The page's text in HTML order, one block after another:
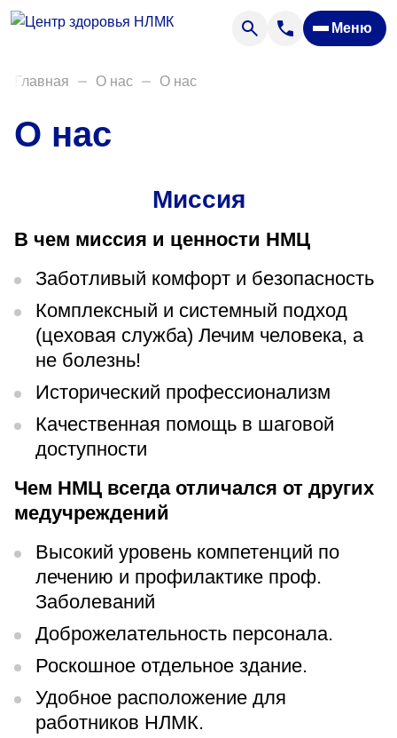
Меню
Анализы
Акции
Вакансии
Отзывы
Закупки
Вопрос — ответ
Направления деятельности
Спроси врача
Контакты
Центр здоровья НЛМК
Адрес
Понедельник — пятница 7:30–20:00
Суббота 08:00–16:00
Регистратура
+7 (4742) 55-55-43
Главная О нас О нас
О нас
Миссия
В чем миссия и ценности НМЦ
Заботливый комфорт и безопасность
Комплексный и системный подход
(цеховая служба) Лечим человека, а
не болезнь!
Исторический профессионализм
Качественная помощь в шаговой
доступности
Чем НМЦ всегда отличался от других
медучреждений
Высокий уровень компетенций по
лечению и профилактике проф.
Заболеваний
Доброжелательность персонала.
Роскошное отдельное здание.
Удобное расположение для
работников НЛМК.